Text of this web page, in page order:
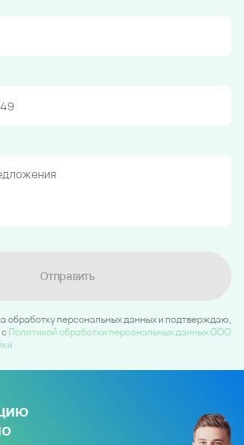
Отправить
обработку персональных данных и подтверждаю,
Политикой обработки персональных данных ООО